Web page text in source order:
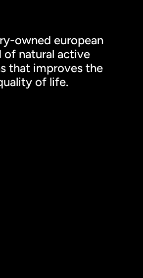
owned european
of natural active
that improves the
of life.